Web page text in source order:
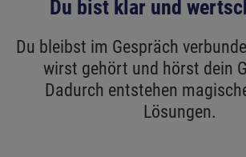
Du bist klar und
Du bleibst im Gespräch
wirst gehört und hörst dein
Dadurch entstehen
Lösungen.